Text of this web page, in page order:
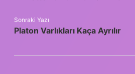
Sonraki Yazı
Platon Varlıkları Kaça Ayrılır